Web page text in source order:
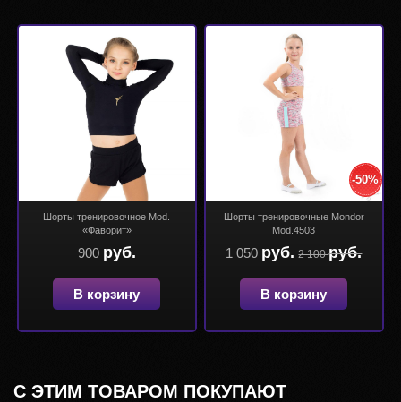
Шорты тренировочное Mod.
«Фаворит»
900 руб.
В корзину
-50%
Шорты тренировочные Mondor
Mod.4503
1 050 руб. 2 100руб.
В корзину
С ЭТИМ ТОВАРОМ ПОКУПАЮТ